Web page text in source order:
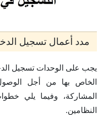
مدد أعمال تسجيل
يجب على الوحدات تسجيل
الخاص بها من أجل
المشاركة، وفيما يلي
النظامين.